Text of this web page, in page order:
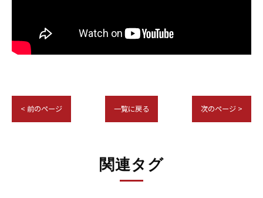
< 前のページ 一覧に戻る 次のページ >
関連タグ